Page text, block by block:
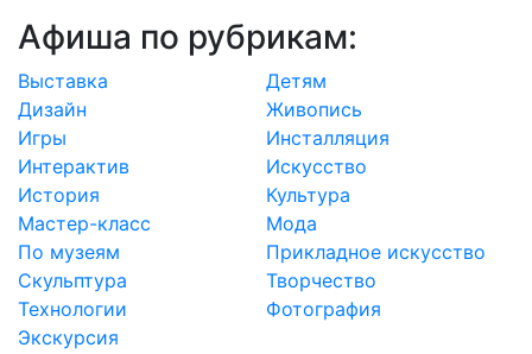
Афиша по рубрикам:
Выставка
Детям
Дизайн
Живопись
Игры
Инсталляция
Интерактив
Искусство
История
Культура
Мастер-класс
Мода
По музеям
Прикладное искусство
Скульптура
Творчество
Технологии
Фотография
Экскурсия